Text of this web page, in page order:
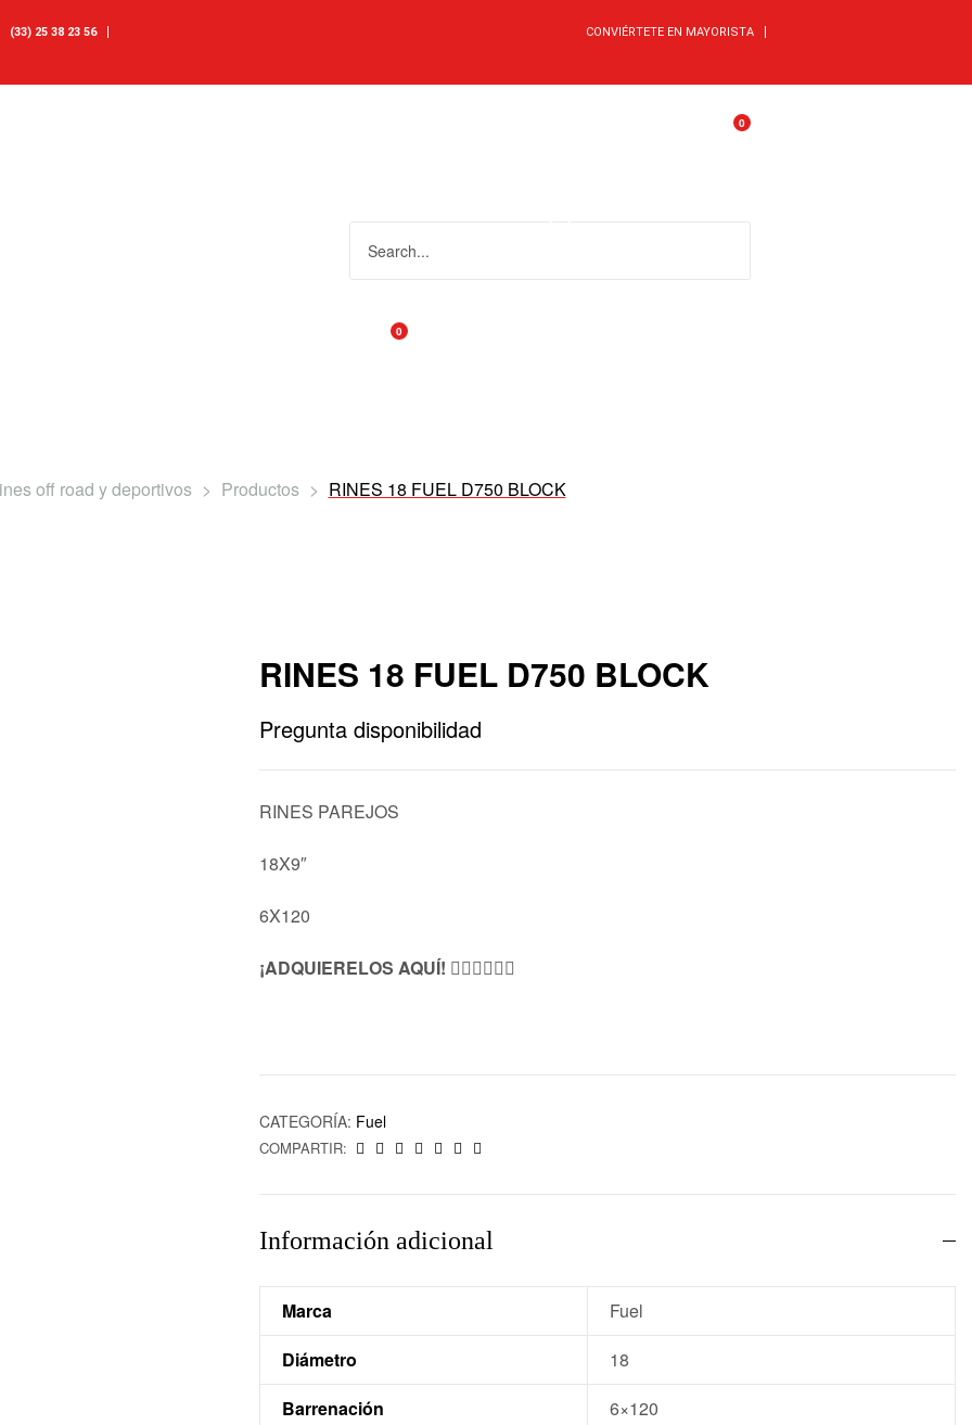
(33) 25 38 23 56 CONVIÉRTETE EN MAYORISTA
0
0
off road y deportivos > Productos > RINES 18 FUEL D750 BLOCK
RINES 18 FUEL D750 BLOCK
Pregunta disponibilidad
RINES PAREJOS
18X9″
6X120
¡ADQUIERELOS AQUÍ! 👇🏻👇🏻👇🏻
CATEGORÍA: Fuel
COMPARTIR:
Información adicional
Marca
Fuel
Diámetro
18
Barrenación
6×120